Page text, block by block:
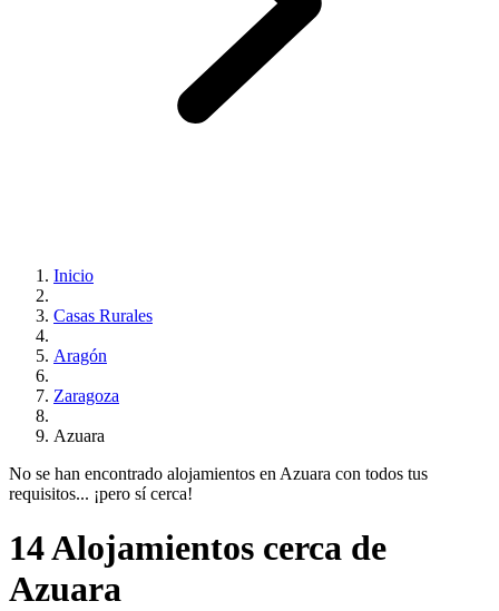
Inicio
Casas Rurales
Aragón
Zaragoza
Azuara
No se han encontrado alojamientos en Azuara con todos tus
requisitos... ¡pero sí cerca!
14 Alojamientos cerca de
Azuara